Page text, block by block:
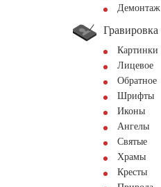
Демонтаж
Гравировка
Картинки
Лицевое
Обратное
Шрифты
Иконы
Ангелы
Святые
Храмы
Кресты